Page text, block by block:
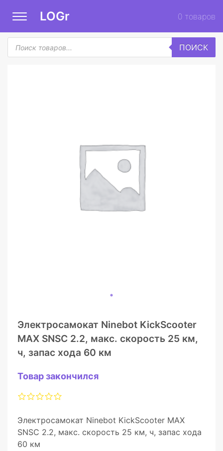
LOGr 0 товаров
Поиск
товаров
ПОИСК
Электросамокат Ninebot KickScooter
MAX SNSC 2.2, макс. скорость 25 км,
ч, запас хода 60 км
Товар закончился
Электросамокат Ninebot KickScooter MAX
SNSC 2.2, макс. скорость 25 км, ч, запас хода
60 км